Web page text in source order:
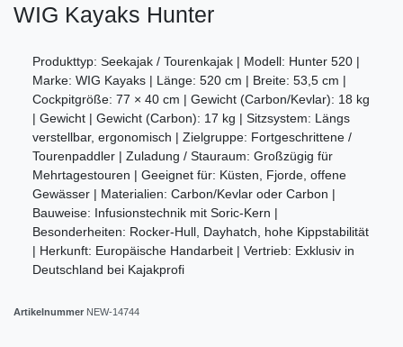
WIG Kayaks Hunter
Produkttyp: Seekajak / Tourenkajak | Modell: Hunter 520 |
Marke: WIG Kayaks | Länge: 520 cm | Breite: 53,5 cm |
Cockpitgröße: 77 × 40 cm | Gewicht (Carbon/Kevlar): 18 kg
| Gewicht | Gewicht (Carbon): 17 kg | Sitzsystem: Längs
verstellbar, ergonomisch | Zielgruppe: Fortgeschrittene /
Tourenpaddler | Zuladung / Stauraum: Großzügig für
Mehrtagestouren | Geeignet für: Küsten, Fjorde, offene
Gewässer | Materialien: Carbon/Kevlar oder Carbon |
Bauweise: Infusionstechnik mit Soric-Kern |
Besonderheiten: Rocker-Hull, Dayhatch, hohe Kippstabilität
| Herkunft: Europäische Handarbeit | Vertrieb: Exklusiv in
Deutschland bei Kajakprofi
Artikelnummer NEW-14744